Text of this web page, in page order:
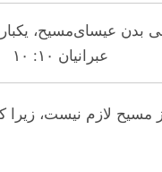
بدن عیسای‌مسیح،
عبرانیان ۱۰: ۱۰
مسیح لازم نیست،